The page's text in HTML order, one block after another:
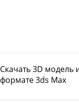
Скачать 3D модель
формате 3ds Max